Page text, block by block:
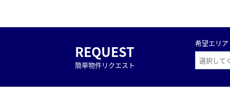
REQUEST
簡単物件リクエスト
希望エリア